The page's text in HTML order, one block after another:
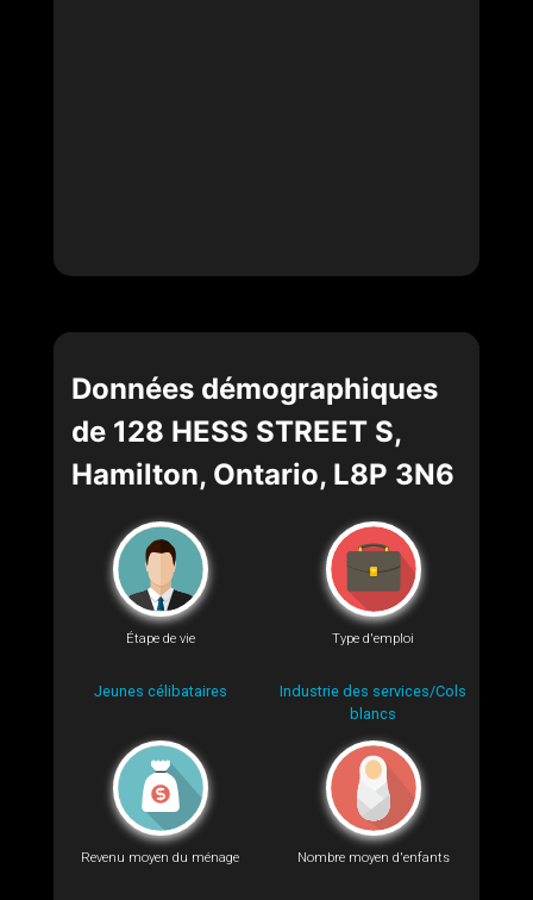
Données démographiques
de 128 HESS STREET S,
Hamilton, Ontario, L8P 3N6
Étape de vie
Jeunes célibataires
Type d'emploi
Industrie des services/Cols
blancs
Revenu moyen du ménage Nombre moyen d'enfants